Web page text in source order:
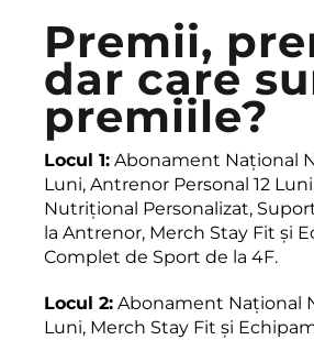
Premii,
dar care
premiile?
Locul 1: Abonament Național
Luni, Antrenor Personal 12
Nutrițional Personalizat,
la Antrenor, Merch Stay Fit și
Complet de Sport de la 4F.
Locul 2: Abonament Național
Luni, Merch Stay Fit și